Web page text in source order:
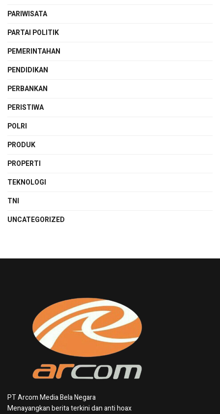
PARIWISATA
PARTAI POLITIK
PEMERINTAHAN
PENDIDIKAN
PERBANKAN
PERISTIWA
POLRI
PRODUK
PROPERTI
TEKNOLOGI
TNI
UNCATEGORIZED
PT Arcom Media Bela Negara
Menayangkan berita terkini dan anti hoax